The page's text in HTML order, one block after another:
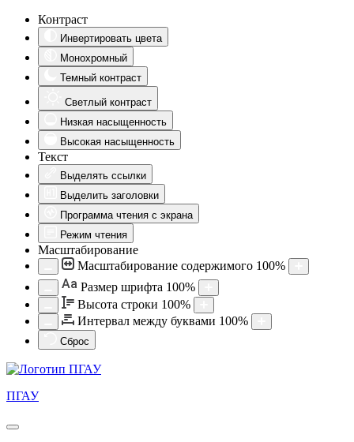
Контраст
Инвертировать цвета
Монохромный
Темный контраст
Светлый контраст
Низкая насыщенность
Высокая насыщенность
Текст
Выделять ссылки
Выделить заголовки
Программа чтения с экрана
Режим чтения
Масштабирование
Масштабирование содержимого 100%
Aa Размер шрифта 100%
Высота строки 100%
Интервал между буквами 100%
Сброс
ПГАУ